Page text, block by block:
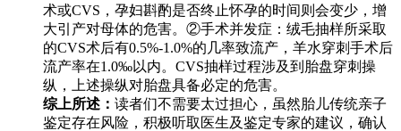
术或CVS，孕妇斟酌是否终止怀孕的时间则会变少，增
大引产对母体的危害。②手术并发症：绒毛抽样所采取
的CVS术后有0.5%-1.0%的几率致流产，羊水穿刺手术后
流产率在1.0‰以内。CVS抽样过程涉及到胎盘穿刺操
纵，上述操纵对胎盘具备必定的危害。
综上所述： 读者们不需要太过担心，虽然胎儿传统亲子
鉴定存在风险，积极听取医生及鉴定专家的建议，确认